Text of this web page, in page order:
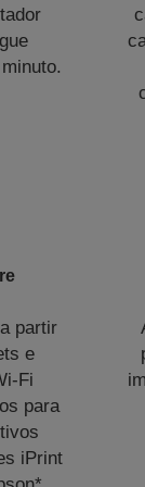
partir
e
Fi
para
iPrint